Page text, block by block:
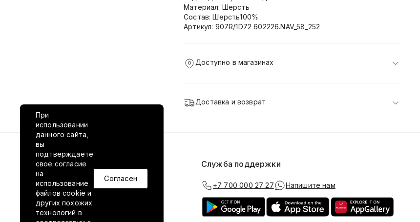
Материал: Шерсть
Состав: Шерсть100%
Артикул: 907R/1D72 602226.NAV_58_252
Доступно в магазинах
Доставка и возврат
При
использовании
данного сайта,
вы
подтверждаете
свое согласие
на
использование
файлов cookie и
других похожих
технологий в
Согласен
VILED в соцсетях Служба поддержки
+7 700 000 27 27 Напишите нам